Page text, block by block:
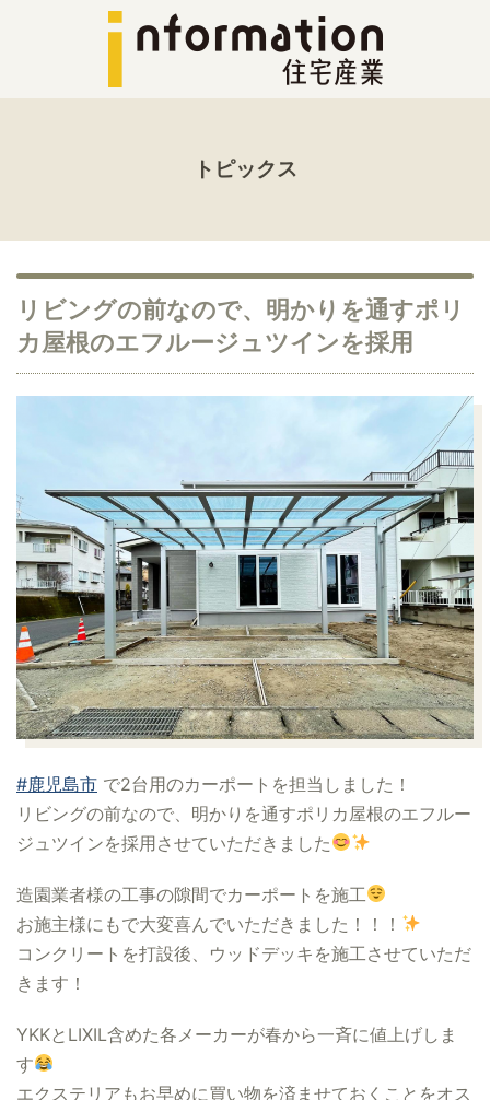
トピックス
リビングの前なので、明かりを通すポリ
カ屋根のエフルージュツインを採用
#鹿児島市 で2台用のカーポートを担当しました！
リビングの前なので、明かりを通すポリカ屋根のエフルー
ジュツインを採用させていただきました
造園業者様の工事の隙間でカーポートを施工
お施主様にもで大変喜んでいただきました！！！
コンクリートを打設後、ウッドデッキを施工させていただ
きます！
YKKとLIXIL含めた各メーカーが春から一斉に値上げしま
す
エクステリアもお早めに買い物を済ませておくことをオス